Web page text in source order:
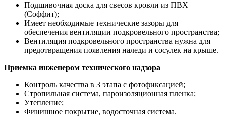
Подшивочная доска для свесов кровли из ПВХ
(Соффит);
Имеет необходимые технические зазоры для
обеспечения вентиляции подкровельного пространства;
Вентиляция подкровельного пространства нужна для
предотвращения появления наледи и сосулек на крыше.
Приемка инженером технического надзора
Контроль качества в 3 этапа с фотофиксацией;
Стропильная система, пароизоляционная пленка;
Утепление;
Финишное покрытие, водосточная система.